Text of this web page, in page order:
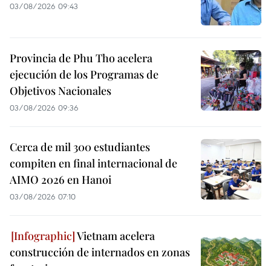
03/08/2026 09:43
Provincia de Phu Tho acelera
ejecución de los Programas de
Objetivos Nacionales
03/08/2026 09:36
Cerca de mil 300 estudiantes
compiten en final internacional de
AIMO 2026 en Hanoi
03/08/2026 07:10
Vietnam acelera
construcción de internados en zonas